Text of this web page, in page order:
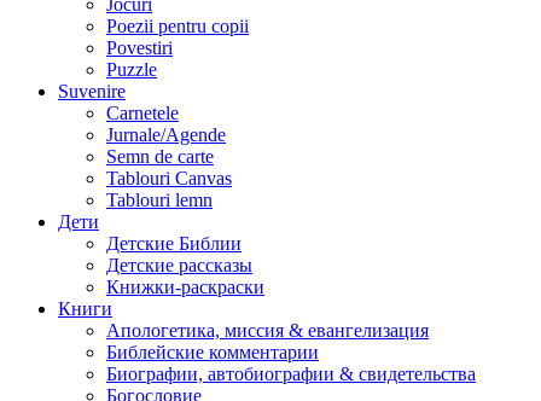
Poezii pentru copii
Povestiri
Puzzle
Suvenire
Carnetele
Jurnale/Agende
Semn de carte
Tablouri Canvas
Tablouri lemn
Дети
Детские Библии
Детские рассказы
Книжки-раскраски
Книги
Апологетика, миссия & евангелизация
Библейские комментарии
Биографии, автобиографии & свидетельства
Богословие